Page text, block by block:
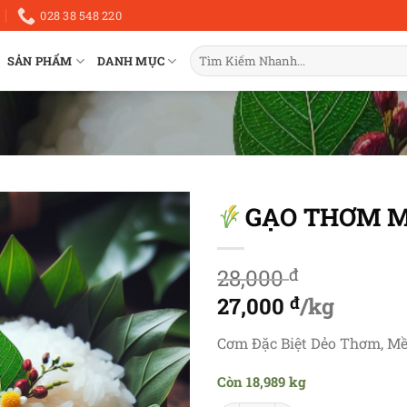
028 38 548 220
SẢN PHẨM DANH MỤC
Tìm
kiếm:
GẠO THƠM
28,000đ
Giá
gốc
28,000 đ.
27,000 đ/kg
Giá
tại
Cơm Đặc Biệt Dẻo Thơm,
Còn 18,989 kg